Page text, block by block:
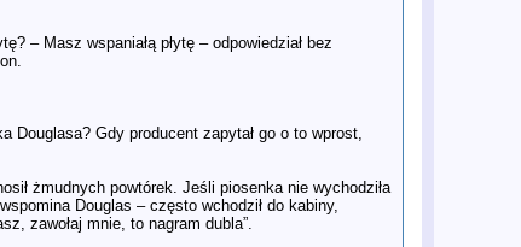
George'a Harrisona
"kolejnego cholernego filmu o
Beatles? Eksperci komentują
24 paĽPrzedsmak „Anthology 4”: posłuchaj
niepublikowanej wersji „I’ve Just
– Masz wspaniałą płytę – odpowiedział bez
Douglasa? Gdy producent zapytał go o to wprost,
żmudnych powtórek. Jeśli piosenka nie wychodziła
Douglas – często wchodził do kabiny,
zawołaj mnie, to nagram dubla”.